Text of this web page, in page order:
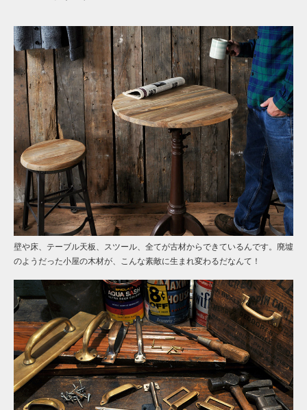
壁や床、テーブル天板、スツール、全てが古材からできているんです。廃墟
のようだった小屋の木材が、こんな素敵に生まれ変わるだなんて！